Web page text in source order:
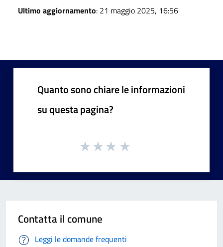
Ultimo aggiornamento: 21 maggio 2025, 16:56
Quanto sono chiare le informazioni
su questa pagina?
Contatta il comune
Leggi le domande frequenti